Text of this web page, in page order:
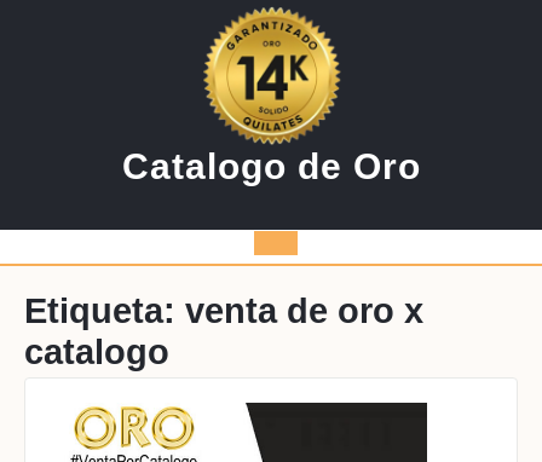
Catalogo de Oro
Botón
de
Etiqueta: venta de oro x
catalogo